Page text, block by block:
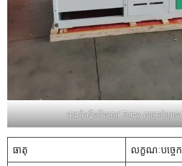
រោងម៉ាស៊ីនកិនស្រូវ Taizy សម្រាប់ប្រទ
ធាតុ លក្ខណៈបច្ចេ